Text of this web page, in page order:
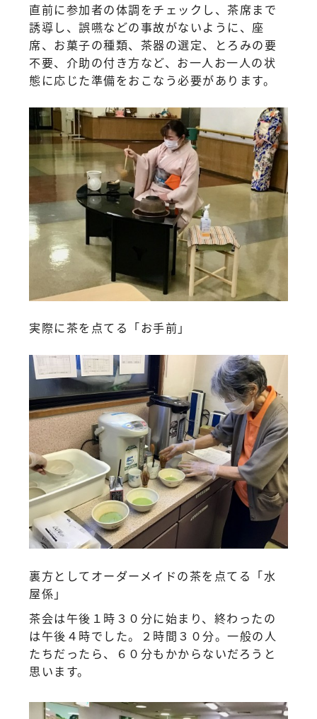
直前に参加者の体調をチェックし、茶席まで
誘導し、誤嚥などの事故がないように、座
席、お菓子の種類、茶器の選定、とろみの要
不要、介助の付き方など、お一人お一人の状
態に応じた準備をおこなう必要があります。
実際に茶を点てる「お手前」
裏方としてオーダーメイドの茶を点てる「水
屋係」
茶会は午後１時３０分に始まり、終わったの
は午後４時でした。２時間３０分。一般の人
たちだったら、６０分もかからないだろうと
思います。